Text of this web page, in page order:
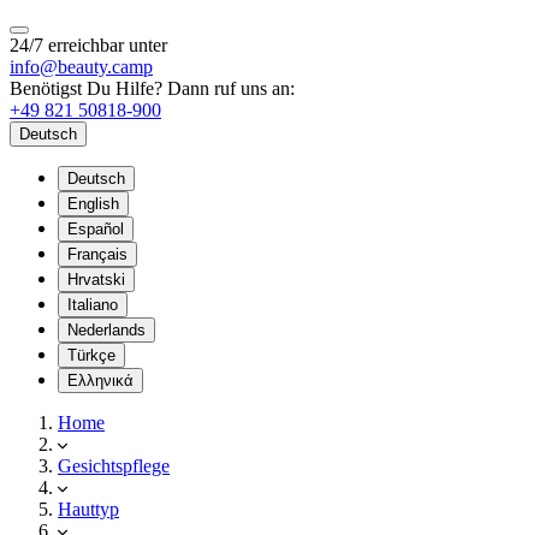
24/7 erreichbar unter
info@beauty.camp
Benötigst Du Hilfe? Dann ruf uns an:
+49 821 50818-900
Deutsch
Deutsch
English
Español
Français
Hrvatski
Italiano
Nederlands
Türkçe
Ελληνικά
Home
Gesichtspflege
Hauttyp